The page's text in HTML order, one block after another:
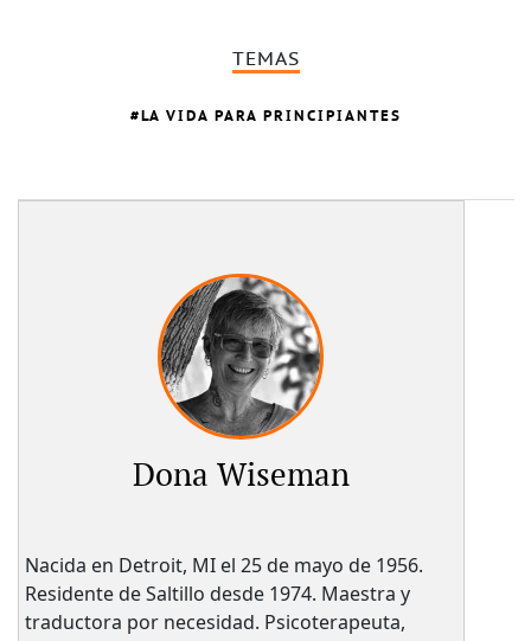
TEMAS
LA VIDA PARA PRINCIPIANTES
Dona Wiseman
Nacida en Detroit, MI el 25 de mayo de 1956.
Residente de Saltillo desde 1974. Maestra y
traductora por necesidad. Psicoterapeuta,